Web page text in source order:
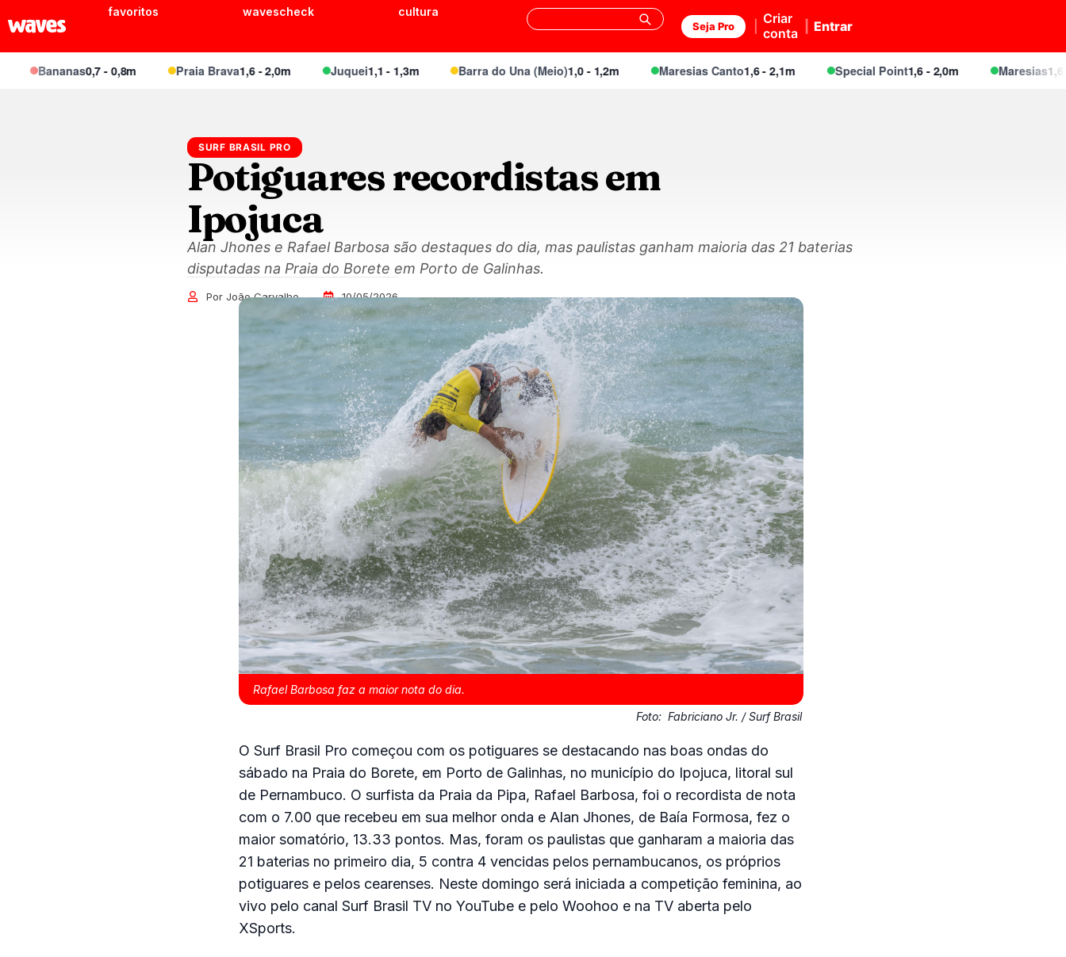
favoritos wavescheck cultura
Seja Pro
Criar
conta
Entrar
0,7 - 0,8m Praia Brava1,6 - 2,0m Juquei1,1 - 1,3m Barra do Una (Meio)1,0 - 1,2m Maresias Canto1,6 - 2,1m Special Point1,6 - 2,0m Maresias1,6 - 2,1m
SURF BRASIL PRO
Potiguares recordistas em
Ipojuca
Alan Jhones e Rafael Barbosa são destaques do dia, mas paulistas ganham maioria das 21 baterias
disputadas na Praia do Borete em Porto de Galinhas.
Por João Carvalho 10/05/2026
Rafael Barbosa faz a maior nota do dia.
Foto: Fabriciano Jr. / Surf Brasil
O Surf Brasil Pro começou com os potiguares se destacando nas boas ondas do
sábado na Praia do Borete, em Porto de Galinhas, no município do Ipojuca, litoral sul
de Pernambuco. O surfista da Praia da Pipa, Rafael Barbosa, foi o recordista de nota
com o 7.00 que recebeu em sua melhor onda e Alan Jhones, de Baía Formosa, fez o
maior somatório, 13.33 pontos. Mas, foram os paulistas que ganharam a maioria das
21 baterias no primeiro dia, 5 contra 4 vencidas pelos pernambucanos, os próprios
potiguares e pelos cearenses. Neste domingo será iniciada a competição feminina, ao
vivo pelo canal Surf Brasil TV no YouTube e pelo Woohoo e na TV aberta pelo
XSports.